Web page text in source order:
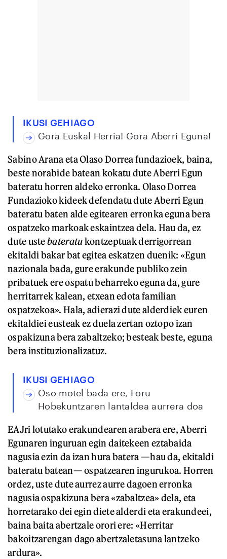
IKUSI GEHIAGO
Gora Euskal Herria! Gora Aberri Eguna!
Sabino Arana eta Olaso Dorrea fundazioek, baina,
beste norabide batean kokatu dute Aberri Egun
bateratu horren aldeko erronka. Olaso Dorrea
Fundazioko kideek defendatu dute Aberri Egun
bateratu baten alde egitearen erronka eguna bera
ospatzeko markoak eskaintzea dela. Hau da, ez
dute ustebateratukontzeptuak derrigorrean
ekitaldi bakar bat egitea eskatzen duenik: «Egun
nazionala bada, gure erakunde publiko zein
pribatuek ere ospatu beharreko eguna da, gure
herritarrek kalean, etxean edota familian
ospatzekoa». Hala, adierazi dute alderdiek euren
ekitaldiei eusteak ez duela zertan oztopo izan
ospakizuna bera zabaltzeko; besteak beste, eguna
bera instituzionalizatuz.
IKUSI GEHIAGO
Oso motel bada ere, Foru
Hobekuntzaren lantaldea aurrera doa
EAJri lotutako erakundearen arabera ere, Aberri
Egunaren inguruan egin daitekeen eztabaida
nagusia ezin da izan hura batera —hau da, ekitaldi
bateratu batean— ospatzearen ingurukoa. Horren
ordez, uste dute aurrez aurre dagoen erronka
nagusia ospakizuna bera «zabaltzea» dela, eta
horretarako dei egin diete alderdi eta erakundeei,
baina baita abertzale orori ere: «Herritar
bakoitzarengan dago abertzaletasuna lantzeko
ardura».